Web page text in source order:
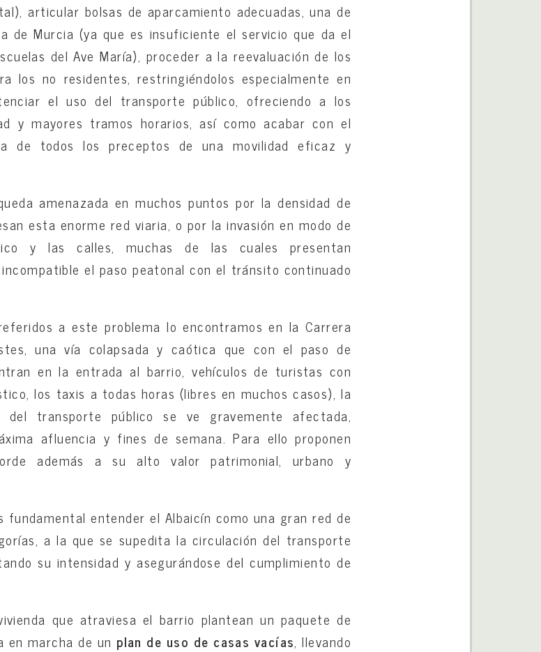
articular bolsas de aparcamiento adecuadas, una de
de Murcia (ya que es insuficiente el servicio que da el
del Ave María), proceder a la reevaluación de los
los no residentes, restringiéndolos especialmente en
el uso del transporte público, ofreciendo a los
y mayores tramos horarios, así como acabar con el
de todos los preceptos de una movilidad eficaz y
amenazada en muchos puntos por la densidad de
esta enorme red viaria, o por la invasión en modo de
y las calles, muchas de las cuales presentan
el paso peatonal con el tránsito continuado
a este problema lo encontramos en la Carrera
una vía colapsada y caótica que con el paso de
en la entrada al barrio, vehículos de turistas con
los taxis a todas horas (libres en muchos casos), la
transporte público se ve gravemente afectada,
afluencia y fines de semana. Para ello proponen
además a su alto valor patrimonial, urbano y
fundamental entender el Albaicín como una gran red de
a la que se supedita la circulación del transporte
su intensidad y asegurándose del cumplimiento de
que atraviesa el barrio plantean un paquete de
en marcha de un plan de uso de casas vacías, llevando